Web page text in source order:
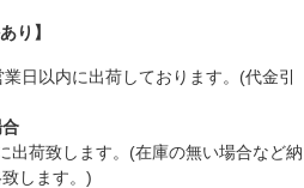
り】
日以内に出荷しております。(代金引
出荷致します。(在庫の無い場合など納
します。)